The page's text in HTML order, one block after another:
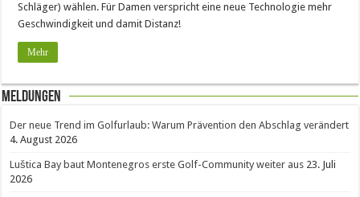
Schläger) wählen. Für Damen verspricht eine neue Technologie mehr
Geschwindigkeit und damit Distanz!
Mehr
Meldungen
Der neue Trend im Golfurlaub: Warum Prävention den Abschlag verändert
4. August 2026
Luštica Bay baut Montenegros erste Golf-Community weiter aus 23. Juli
2026